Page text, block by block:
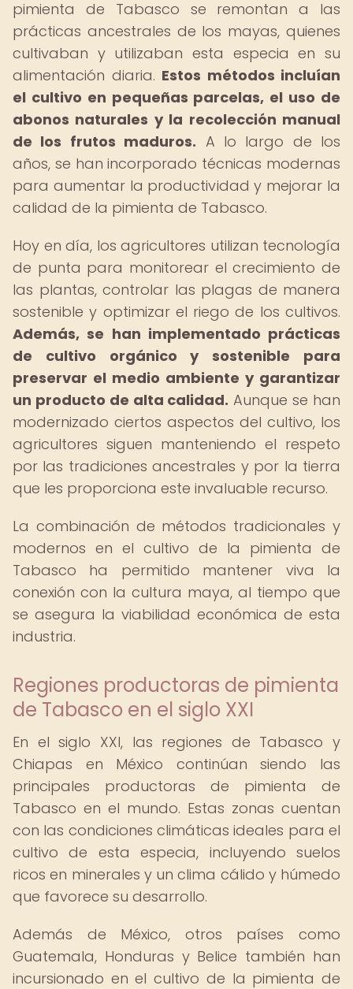
pimienta de Tabasco se remontan a las
prácticas ancestrales de los mayas, quienes
cultivaban y utilizaban esta especia en su
alimentación diaria. Estos métodos incluían
el cultivo en pequeñas parcelas, el uso de
abonos naturales y la recolección manual
de los frutos maduros. A lo largo de los
años, se han incorporado técnicas modernas
para aumentar la productividad y mejorar la
calidad de la pimienta de Tabasco.
Hoy en día, los agricultores utilizan tecnología
de punta para monitorear el crecimiento de
las plantas, controlar las plagas de manera
sostenible y optimizar el riego de los cultivos.
Además, se han implementado prácticas
de cultivo orgánico y sostenible para
preservar el medio ambiente y garantizar
un producto de alta calidad. Aunque se han
modernizado ciertos aspectos del cultivo, los
agricultores siguen manteniendo el respeto
por las tradiciones ancestrales y por la tierra
que les proporciona este invaluable recurso.
La combinación de métodos tradicionales y
modernos en el cultivo de la pimienta de
Tabasco ha permitido mantener viva la
conexión con la cultura maya, al tiempo que
se asegura la viabilidad económica de esta
industria.
Regiones productoras de pimienta
de Tabasco en el siglo XXI
En el siglo XXI, las regiones de Tabasco y
Chiapas en México continúan siendo las
principales productoras de pimienta de
Tabasco en el mundo. Estas zonas cuentan
con las condiciones climáticas ideales para el
cultivo de esta especia, incluyendo suelos
ricos en minerales y un clima cálido y húmedo
que favorece su desarrollo.
Además de México, otros países como
Guatemala, Honduras y Belice también han
incursionado en el cultivo de la pimienta de